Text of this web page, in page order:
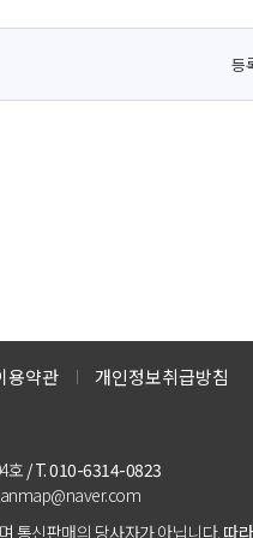
등
용약관 개인정보취급방침
호 / T. 010-6314-0823
통신판매의 당사자가 아닙니다. 따